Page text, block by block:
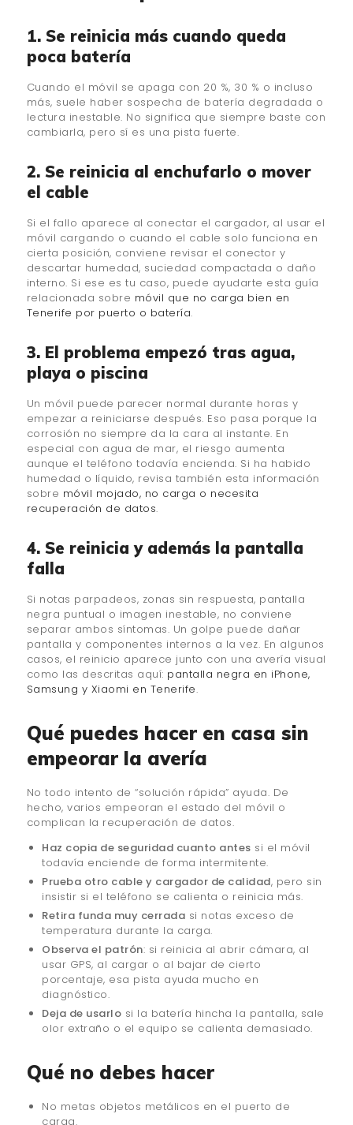
1. Se reinicia más cuando queda
poca batería
Cuando el móvil se apaga con 20 %, 30 % o incluso
más, suele haber sospecha de batería degradada o
lectura inestable. No significa que siempre baste con
cambiarla, pero sí es una pista fuerte.
2. Se reinicia al enchufarlo o mover
el cable
Si el fallo aparece al conectar el cargador, al usar el
móvil cargando o cuando el cable solo funciona en
cierta posición, conviene revisar el conector y
descartar humedad, suciedad compactada o daño
interno. Si ese es tu caso, puede ayudarte esta guía
relacionada sobre móvil que no carga bien en
Tenerife por puerto o batería.
3. El problema empezó tras agua,
playa o piscina
Un móvil puede parecer normal durante horas y
empezar a reiniciarse después. Eso pasa porque la
corrosión no siempre da la cara al instante. En
especial con agua de mar, el riesgo aumenta
aunque el teléfono todavía encienda. Si ha habido
humedad o líquido, revisa también esta información
sobre móvil mojado, no carga o necesita
recuperación de datos.
4. Se reinicia y además la pantalla
falla
Si notas parpadeos, zonas sin respuesta, pantalla
negra puntual o imagen inestable, no conviene
separar ambos síntomas. Un golpe puede dañar
pantalla y componentes internos a la vez. En algunos
casos, el reinicio aparece junto con una avería visual
como las descritas aquí: pantalla negra en iPhone,
Samsung y Xiaomi en Tenerife.
Qué puedes hacer en casa sin
empeorar la avería
No todo intento de “solución rápida” ayuda. De
hecho, varios empeoran el estado del móvil o
complican la recuperación de datos.
Haz copia de seguridad cuanto antes si el móvil
todavía enciende de forma intermitente.
Prueba otro cable y cargador de calidad, pero sin
insistir si el teléfono se calienta o reinicia más.
Retira funda muy cerrada si notas exceso de
temperatura durante la carga.
Observa el patrón: si reinicia al abrir cámara, al
usar GPS, al cargar o al bajar de cierto
porcentaje, esa pista ayuda mucho en
diagnóstico.
Deja de usarlo si la batería hincha la pantalla, sale
olor extraño o el equipo se calienta demasiado.
Qué no debes hacer
No metas objetos metálicos en el puerto de
carga.